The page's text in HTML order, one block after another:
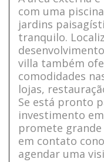
com uma
jardins
tranquilo.
villa também
comodidades
lojas,
Se está pronto
investimento
promete
em contato
agendar uma